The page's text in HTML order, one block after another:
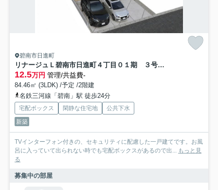
碧南市日進町
リナージュＬ碧南市日進町４丁目０１期 ３号棟 刈谷市近郊の賃貸はクラスホーム刈谷店
12.5万円 管理/共益費-
84.46㎡ (3LDK) /予定 /2階建
名鉄三河線「碧南」駅 徒歩24分
宅配ボックス 閑静な住宅地
公共下水
新築
TVインターフォン付きの、セキュリティに配慮した一戸建てです。お風
呂に入っていて出られない時でも宅配ボックスがあるので出... もっと見
る
募集中の部屋